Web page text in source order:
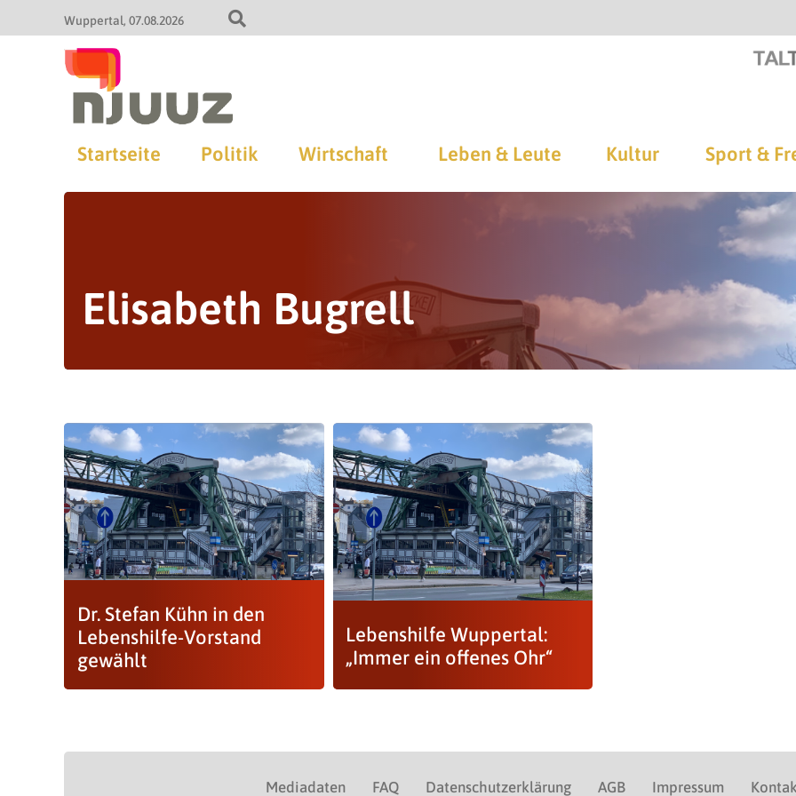
Wuppertal 07.08.2026
Startseite Politik Wirtschaft Leben & Leute Kultur Sport &
Elisabeth Bugrell
Dr. Stefan Kühn in den
Lebenshilfe-Vorstand
gewählt
Lebenshilfe Wuppertal:
„Immer ein offenes Ohr“
Mediadaten FAQ Datenschutzerklärung AGB Impressum